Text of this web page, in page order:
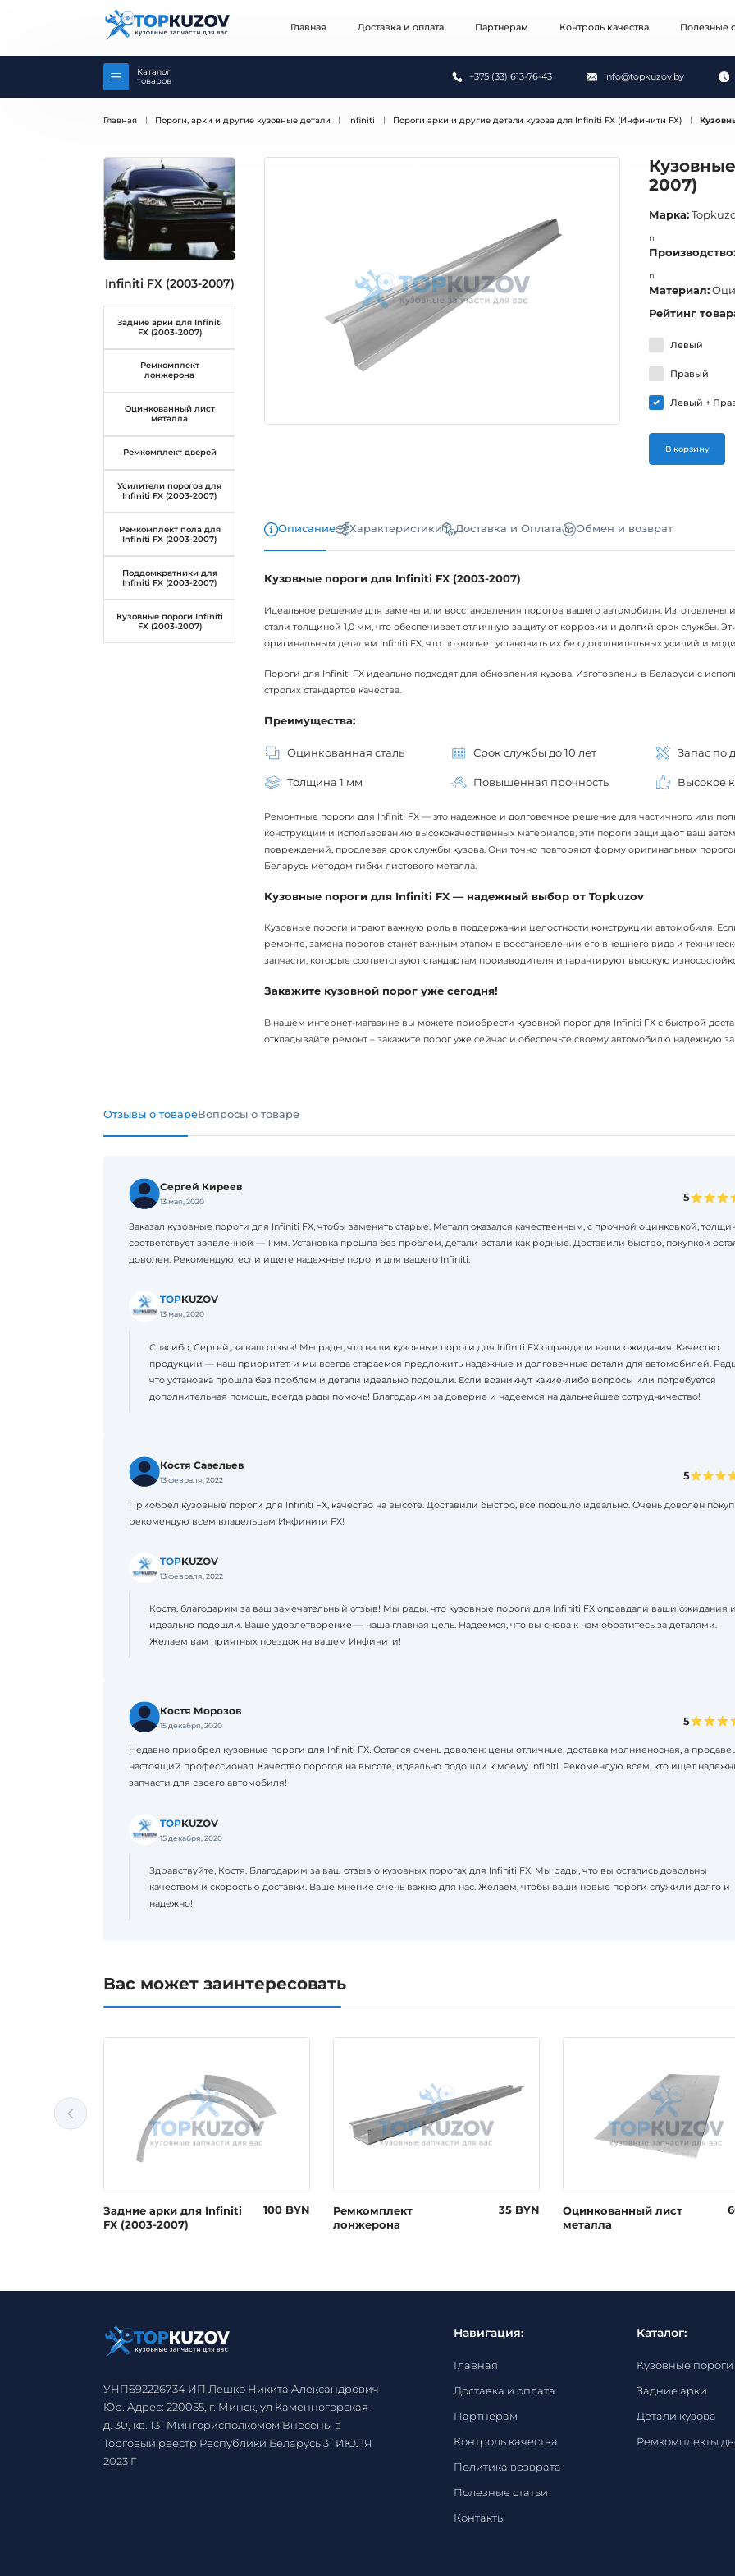
Главная Доставка и оплата Партнерам Контроль качества Полезные
Каталог
товаров
+375 (33) 613-76-43 info@topkuzov.by
Главная Пороги, арки и другие кузовные детали Infiniti Пороги арки и другие детали кузова для Infiniti FX (Инфинити FX)
Infiniti FX (2003-2007)
Задние арки для Infiniti
FX (2003-2007)
Ремкомплект
лонжерона
Оцинкованный лист
металла
Ремкомплект дверей
Усилители порогов для
Infiniti FX (2003-2007)
Ремкомплект пола для
Infiniti FX (2003-2007)
Поддомкратники для
Infiniti FX (2003-2007)
Кузовные пороги Infiniti
FX (2003-2007)
2007)
Марка:
n
Производство:
n
Материал:
Рейтинг
Левый
Правый
Левый +
В корзину
Описание Характеристики Доставка и Оплата Обмен и возврат
Кузовные пороги для Infiniti FX (2003-2007)
Идеальное решение для замены или восстановления порогов вашего автомобиля. Изготовлены
стали толщиной 1,0 мм, что обеспечивает отличную защиту от коррозии и долгий срок службы.
оригинальным деталям Infiniti FX, что позволяет установить их без дополнительных усилий и
Пороги для Infiniti FX идеально подходят для обновления кузова. Изготовлены в Беларуси с
строгих стандартов качества.
Преимущества:
Оцинкованная сталь
Толщина 1 мм
Срок службы до 10 лет
Повышенная прочность
Запас по
Высокое
Ремонтные пороги для Infiniti FX — это надежное и долговечное решение для частичного или
конструкции и использованию высококачественных материалов, эти пороги защищают ваш
повреждений, продлевая срок службы кузова. Они точно повторяют форму оригинальных
Беларусь методом гибки листового металла.
Кузовные пороги для Infiniti FX — надежный выбор от Topkuzov
Кузовные пороги играют важную роль в поддержании целостности конструкции автомобиля.
ремонте, замена порогов станет важным этапом в восстановлении его внешнего вида и
запчасти, которые соответствуют стандартам производителя и гарантируют высокую
Закажите кузовной порог уже сегодня!
В нашем интернет-магазине вы можете приобрести кузовной порог для Infiniti FX с быстрой
откладывайте ремонт – закажите порог уже сейчас и обеспечьте своему автомобилю надежную
Отзывы о товареВопросы о товаре
Сергей Киреев
13 мая, 2020 5
Заказал кузовные пороги для Infiniti FX, чтобы заменить старые. Металл оказался качественным, с прочной оцинковкой,
соответствует заявленной — 1 мм. Установка прошла без проблем, детали встали как родные. Доставили быстро, покупкой
доволен. Рекомендую, если ищете надежные пороги для вашего Infiniti.
TOPKUZOV
13 мая, 2020
Спасибо, Сергей, за ваш отзыв! Мы рады, что наши кузовные пороги для Infiniti FX оправдали ваши ожидания. Качество
продукции — наш приоритет, и мы всегда стараемся предложить надежные и долговечные детали для автомобилей.
что установка прошла без проблем и детали идеально подошли. Если возникнут какие-либо вопросы или потребуется
дополнительная помощь, всегда рады помочь! Благодарим за доверие и надеемся на дальнейшее сотрудничество!
Костя Савельев
13 февраля, 2022 5
Приобрел кузовные пороги для Infiniti FX, качество на высоте. Доставили быстро, все подошло идеально. Очень доволен
рекомендую всем владельцам Инфинити FX!
TOPKUZOV
13 февраля, 2022
Костя, благодарим за ваш замечательный отзыв! Мы рады, что кузовные пороги для Infiniti FX оправдали ваши ожидания и
идеально подошли. Ваше удовлетворение — наша главная цель. Надеемся, что вы снова к нам обратитесь за деталями.
Желаем вам приятных поездок на вашем Инфинити!
Костя Морозов
15 декабря, 2020 5
Недавно приобрел кузовные пороги для Infiniti FX. Остался очень доволен: цены отличные, доставка молниеносная, а
настоящий профессионал. Качество порогов на высоте, идеально подошли к моему Infiniti. Рекомендую всем, кто ищет
запчасти для своего автомобиля!
TOPKUZOV
15 декабря, 2020
Здравствуйте, Костя. Благодарим за ваш отзыв о кузовных порогах для Infiniti FX. Мы рады, что вы остались довольны
качеством и скоростью доставки. Ваше мнение очень важно для нас. Желаем, чтобы ваши новые пороги служили долго и
надежно!
Вас может заинтересовать
Задние арки для Infiniti
FX (2003-2007)
100 BYN
Ремкомплект
лонжерона
35 BYN
Оцинкованный лист
металла
УНП692226734 ИП Лешко Никита Александрович
Юр. Адрес: 220055, г. Минск, ул Каменногорская .
д. 30, кв. 131 Мингорисполкомом Внесены в
Торговый реестр Республики Беларусь 31 ИЮЛЯ
2023 Г
Навигация:
Главная
Доставка и оплата
Партнерам
Контроль качества
Политика возврата
Полезные статьи
Контакты
Каталог:
Кузовные пороги
Задние арки
Детали кузова
Ремкомплекты